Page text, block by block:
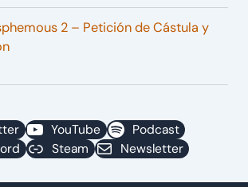
2 – Petición de Cástula y
YouTube
Podcast
Steam Newsletter